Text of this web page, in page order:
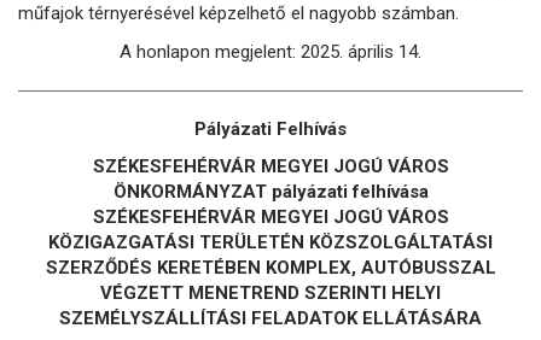
műfajok térnyerésével képzelhető el nagyobb számban.
A honlapon megjelent: 2025. április 14.
Pályázati Felhívás
SZÉKESFEHÉRVÁR MEGYEI JOGÚ VÁROS
ÖNKORMÁNYZAT pályázati felhívása
SZÉKESFEHÉRVÁR MEGYEI JOGÚ VÁROS
KÖZIGAZGATÁSI TERÜLETÉN KÖZSZOLGÁLTATÁSI
SZERZŐDÉS KERETÉBEN KOMPLEX, AUTÓBUSSZAL
VÉGZETT MENETREND SZERINTI HELYI
SZEMÉLYSZÁLLÍTÁSI FELADATOK ELLÁTÁSÁRA